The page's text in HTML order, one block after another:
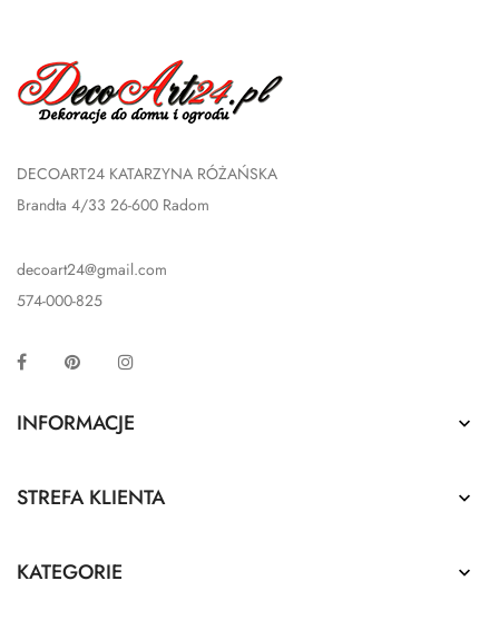
DECOART24 KATARZYNA RÓŻAŃSKA
Brandta 4/33 26-600 Radom
decoart24@gmail.com
574-000-825
Facebook Pinterest
INFORMACJE 
STREFA KLIENTA 
KATEGORIE 